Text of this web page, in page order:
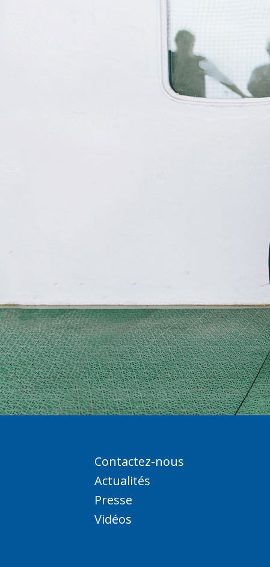
Contactez-nous
Actualités
Presse
Vidéos